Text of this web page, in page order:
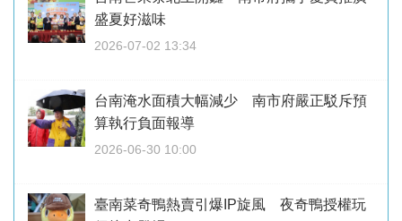
盛夏好滋味
2026-07-02 13:34
台南淹水面積大幅減少 南市府嚴正駁斥預
算執行負面報導
2026-06-30 10:00
臺南菜奇鴨熱賣引爆IP旋風 夜奇鴨授權玩